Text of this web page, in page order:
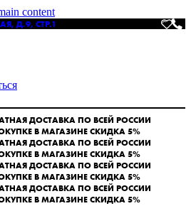
content
Д.9, СТР.1
ДОСТАВКА ПО ВСЕЙ РОССИИ
В МАГАЗИНЕ СКИДКА 5%
ДОСТАВКА ПО ВСЕЙ РОССИИ
В МАГАЗИНЕ СКИДКА 5%
ДОСТАВКА ПО ВСЕЙ РОССИИ
В МАГАЗИНЕ СКИДКА 5%
ДОСТАВКА ПО ВСЕЙ РОССИИ
В МАГАЗИНЕ СКИДКА 5%